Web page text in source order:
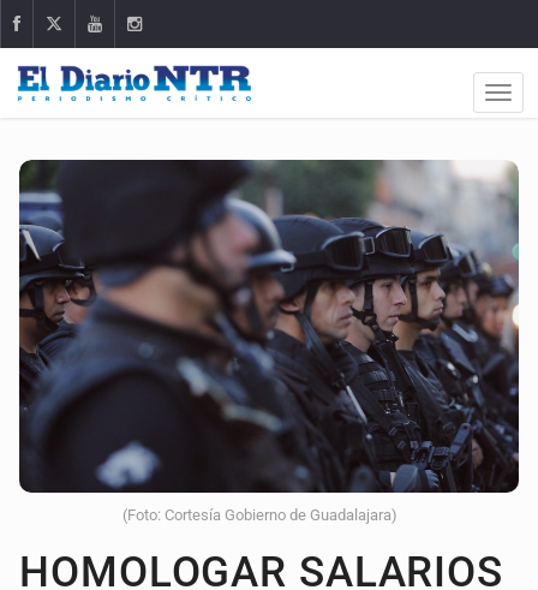
(Foto: Cortesía Gobierno de Guadalajara)
HOMOLOGAR SALARIOS